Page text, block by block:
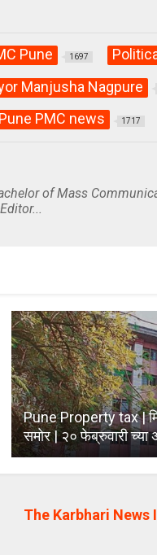
Pune 1697
Manjusha Nagpure
Pune PMC news 1717
of Mass
Pune Property tax |
समोर | २० फेब्रुवारी च्या
The Karbhari News